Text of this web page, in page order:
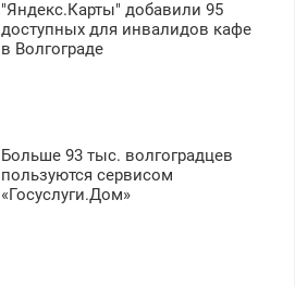
"Яндекс.Карты" добавили 95
доступных для инвалидов кафе
в Волгограде
Больше 93 тыс. волгоградцев
пользуются сервисом
«Госуслуги.Дом»